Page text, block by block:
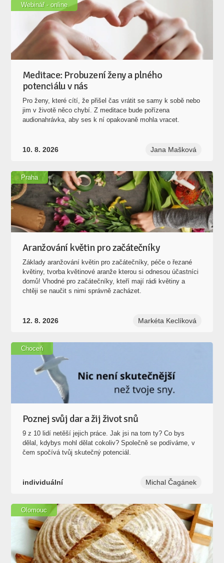
Meditace: Probuzení ženy a plného
potenciálu v nás
Pro ženy, které cítí, že přišel čas vrátit se samy k sobě nebo
jim v životě něco chybí. Z meditace bude pořízena
audionahrávka, aby ses k ní opakovaně mohla vracet.
10. 8. 2026 Jana Mašková
Webinář - online
Aranžování květin pro začátečníky
Základy aranžování květin pro začátečníky, péče o řezané
květiny, tvorba květinové aranže kterou si odnesou účastníci
domů! Vhodné pro začátečníky, kteří mají rádi květiny a
chtěji se naučit s nimi správně zacházet.
12. 8. 2026 Markéta Keclíková
Praha
Poznej svůj dar a žij život snů
9 z 10 lidí netěší jejich práce. Jak jsi na tom ty? Co bys
dělal, kdybys mohl dělat cokoliv? Společně se podíváme, v
čem spočívá tvůj skutečný potenciál.
individuální Michal Čagánek
Choceň
Olomouc